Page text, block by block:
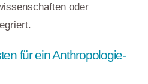
oder
für ein Anthropologie-